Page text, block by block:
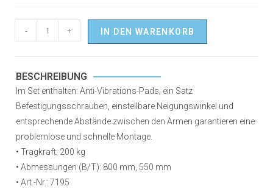
- + IN DEN WARENKORB
BESCHREIBUNG
Im Set enthalten: Anti-Vibrations-Pads, ein Satz
Befestigungsschrauben, einstellbare Neigungswinkel und
entsprechende Abstände zwischen den Armen garantieren eine
problemlose und schnelle Montage.
• Tragkraft: 200 kg
• Abmessungen (B/T): 800 mm, 550 mm
• Art.-Nr.: 7195